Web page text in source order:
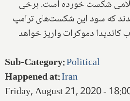
شکست خورده است. برخی
که سود این شکست‌های ترامپ
کاندیدا دموکرات واریز خواهد
Sub-Category:Political
Happened at:Iran
Friday, August 21, 2020 -